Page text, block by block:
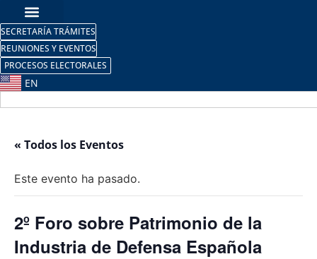
SECRETARÍA TRÁMITES
REUNIONES Y EVENTOS
PROCESOS ELECTORALES
EN
« Todos los Eventos
Este evento ha pasado.
2º Foro sobre Patrimonio de la
Industria de Defensa Española